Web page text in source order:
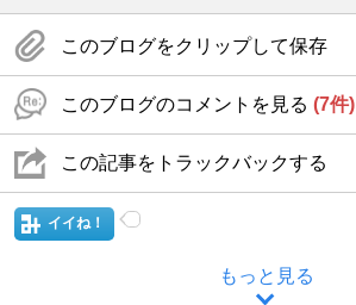
このブログをクリップして保存
このブログのコメントを見る (7件)
この記事をトラックバックする
イイね！
もっと見る